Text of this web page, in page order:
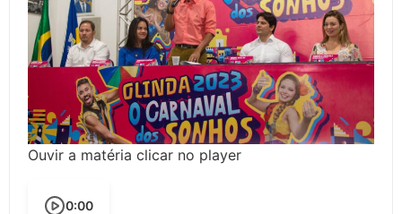
Ouvir a matéria clicar no player
0:00